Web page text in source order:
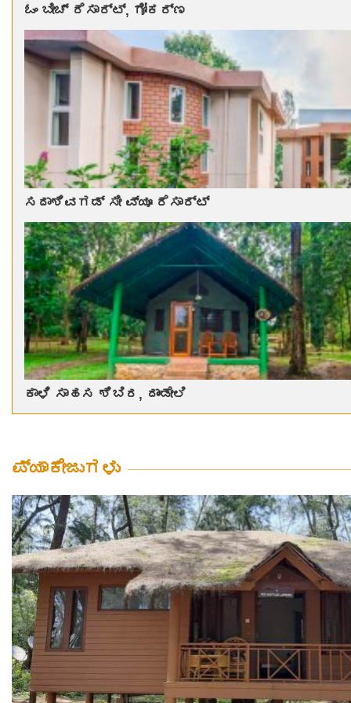
ಓಂ ಬೀಚ್ ರೆಸಾರ್ಟ್, ಗೋಕರ್ಣ
ಸದಾಶಿವಗಡ್ ಸೀ ವ್ಯೂ ರೆಸಾರ್ಟ್
ಕಾಳಿ ಸಾಹಸ ಶಿಬಿರ, ದಾಂಡೇಲಿ
ಪ್ಯಾಕೇಜುಗಳು
View